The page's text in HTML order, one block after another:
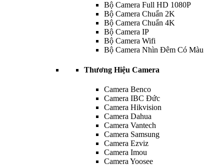
Bộ Camera Full HD 1080P
Bộ Camera Chuẩn 2K
Bộ Camera Chuẩn 4K
Bộ Camera IP
Bộ Camera Wifi
Bộ Camera Nhìn Đêm Có Màu
Thương Hiệu Camera
Camera Benco
Camera IBC Đức
Camera Hikvision
Camera Dahua
Camera Vantech
Camera Samsung
Camera Ezviz
Camera Imou
Camera Yoosee